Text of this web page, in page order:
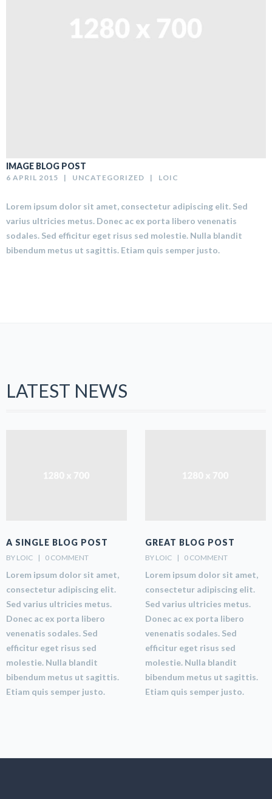
IMAGE BLOG POST
6 APRIL 2015   | UNCATEGORIZED
   |
LOIC
Lorem ipsum dolor sit amet, consectetur adipiscing elit. Sed
varius ultricies metus. Donec ac ex porta libero venenatis
sodales. Sed efficitur eget risus sed molestie. Nulla blandit
bibendum metus ut sagittis. Etiam quis semper justo.
LATEST NEWS
A SINGLE BLOG POST
BY LOIC    | 0 COMMENT
Lorem ipsum dolor sit amet,
consectetur adipiscing elit.
Sed varius ultricies metus.
Donec ac ex porta libero
venenatis sodales. Sed
efficitur eget risus sed
molestie. Nulla blandit
bibendum metus ut sagittis.
Etiam quis semper justo.
GREAT BLOG POST
BY LOIC    | 0 COMMENT
Lorem ipsum dolor sit amet,
consectetur adipiscing elit.
Sed varius ultricies metus.
Donec ac ex porta libero
venenatis sodales. Sed
efficitur eget risus sed
molestie. Nulla blandit
bibendum metus ut sagittis.
Etiam quis semper justo.